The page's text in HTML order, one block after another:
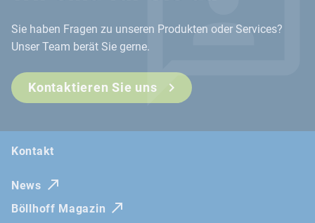
Sie haben Fragen zu unseren Produkten oder Services?
Unser Team berät Sie gerne.
Kontaktieren Sie uns
Kontakt
News
Böllhoff Magazin